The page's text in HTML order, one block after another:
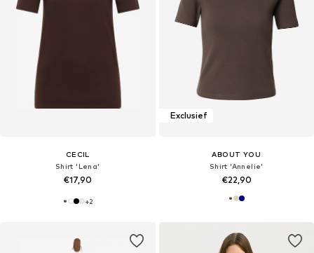
CECIL
Shirt 'Lena'
€17,90
+2
Exclusief
ABOUT YOU
Shirt 'Annelie'
€22,90